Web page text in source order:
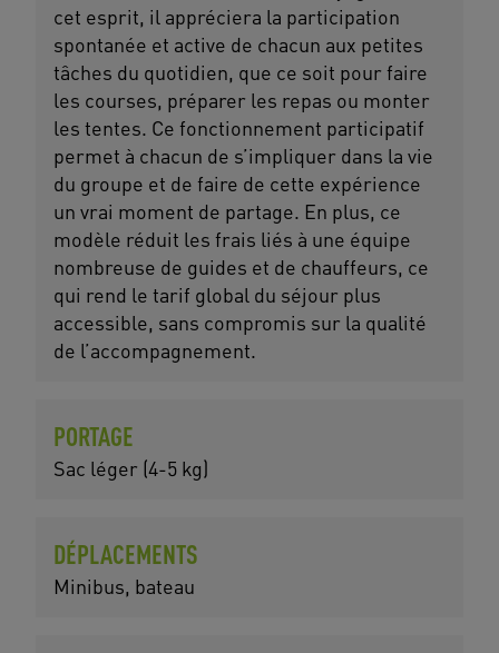
cet esprit, il appréciera la participation
spontanée et active de chacun aux petites
tâches du quotidien, que ce soit pour faire
les courses, préparer les repas ou monter
les tentes. Ce fonctionnement participatif
permet à chacun de s’impliquer dans la vie
du groupe et de faire de cette expérience
un vrai moment de partage. En plus, ce
modèle réduit les frais liés à une équipe
nombreuse de guides et de chauffeurs, ce
qui rend le tarif global du séjour plus
accessible, sans compromis sur la qualité
de l’accompagnement.
PORTAGE
Sac léger (4-5 kg)
DÉPLACEMENTS
Minibus, bateau